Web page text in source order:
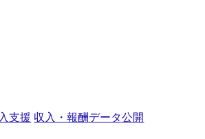
支援 収入・報酬データ公開